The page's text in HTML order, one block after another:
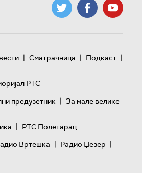
| Сматрачница | Подкаст |
РТС
предузетник | За мале велике
| РТС Полетарац
Вртешка | Радио Џезер |